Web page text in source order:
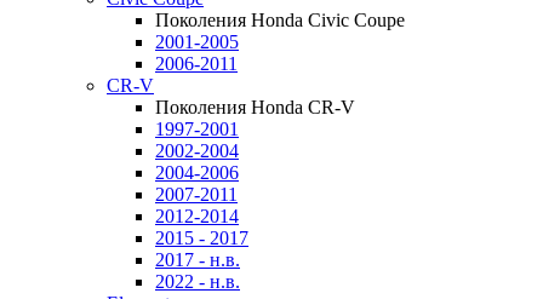
Поколения Honda Civic Coupe
2001-2005
2006-2011
CR-V
Поколения Honda CR-V
1997-2001
2002-2004
2004-2006
2007-2011
2012-2014
2015 - 2017
2017 - н.в.
2022 - н.в.